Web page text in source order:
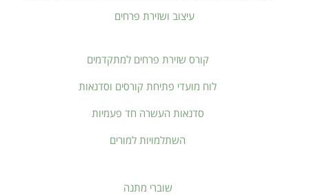
עיצוב ושזירת פרחים
קורס שזירת פרחים למתקדמים
לוח מועדי פתיחת קורסים וסדנאות
סדנאות העשרה חד פעמיות
השתלמויות למורים
שוברי מתנה